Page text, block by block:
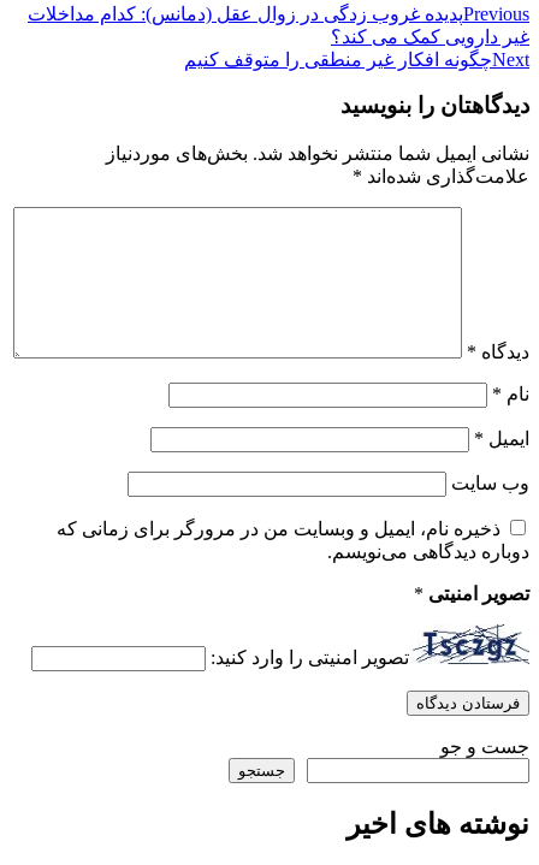
راهبری
نوشته
Previousپدیده غروب زدگی در زوال عقل (دمانس): کدام مداخلات
غیر دارویی کمک می کند؟
Nextچگونه افکار غیر منطقی را متوقف کنیم
دیدگاهتان را بنویسید
نشانی ایمیل شما منتشر نخواهد شد. بخش‌های موردنیاز
علامت‌گذاری شده‌اند *
دیدگاه *
نام *
ایمیل *
وب‌ سایت
ذخیره نام، ایمیل و وبسایت من در مرورگر برای زمانی که
دوباره دیدگاهی می‌نویسم.
تصویر امنیتی *
تصویر امنیتی را وارد کنید:
جست و جو
جستجو
نوشته های اخیر